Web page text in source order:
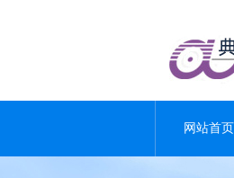
网站首页